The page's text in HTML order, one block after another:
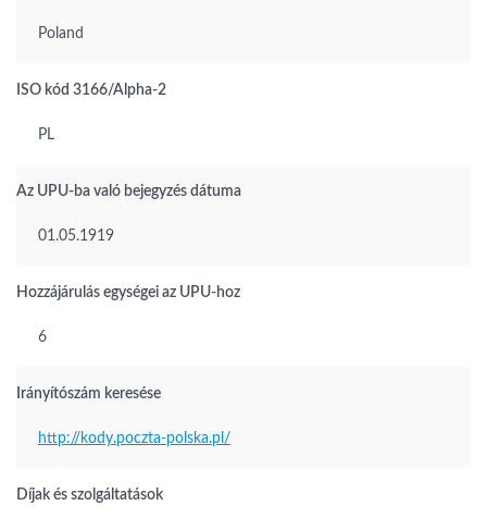
Poland
ISO kód 3166/Alpha-2
PL
Az UPU-ba való bejegyzés dátuma
01.05.1919
Hozzájárulás egységei az UPU-hoz
6
Irányítószám keresése
http://kody.poczta-polska.pl/
Díjak és szolgáltatások